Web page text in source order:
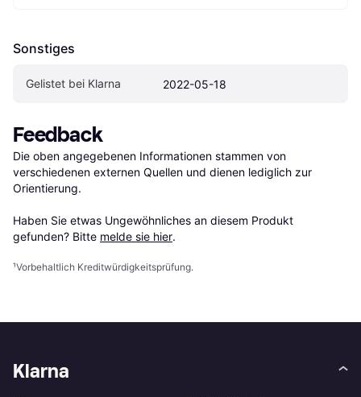
Sonstiges
Gelistet bei Klarna 2022-05-18
Feedback
Die oben angegebenen Informationen stammen von
verschiedenen externen Quellen und dienen lediglich zur
Orientierung.
Haben Sie etwas Ungewöhnliches an diesem Produkt
gefunden? Bitte melde sie hier.
¹Vorbehaltlich Kreditwürdigkeitsprüfung.
Klarna